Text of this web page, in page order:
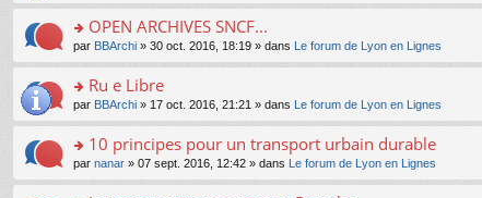
e
nt
u
s
ré
c
e
nt
le
pl
u
s
ré
c
e
nt
e
n
n
le
pl
u
s
ré
c
e
a
g
e
n
n
le
pl
u
le
m
e
s
a
g
e
n
n
n
s
ult
er
le
m
e
s
a
g
e
o
n
s
ult
er
le
m
e
s
OPEN ARCHIVES SNCF...
par BBArchi » 30 oct. 2016, 18:19 » dans Le forum de Lyon en Lignes
o
n
s
ult
er
le
Ru e Libre
par BBArchi » 17 oct. 2016, 21:21 » dans Le forum de Lyon en Lignes
o
n
10 principes pour un transport urbain durable
par nanar » 07 sept. 2016, 12:42 » dans Le forum de Lyon en Lignes